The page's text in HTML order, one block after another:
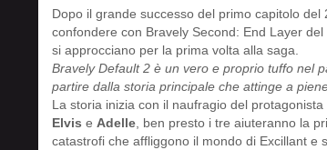
Dopo il grande successo del primo capitolo
confondere con Bravely Second: End Layer
si approcciano per la prima volta alla saga.
Bravely Default 2 è un vero e proprio tuffo nel
partire dalla storia principale che attinge a
La storia inizia con il naufragio del protagonista
Elvis e Adelle, ben presto i tre aiuteranno la
catastrofi che affliggono il mondo di Excillant e